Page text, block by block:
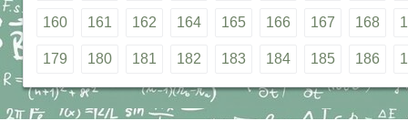
160 161 162 164 165 166 167 168
179 180 181 182 183 184 185 186